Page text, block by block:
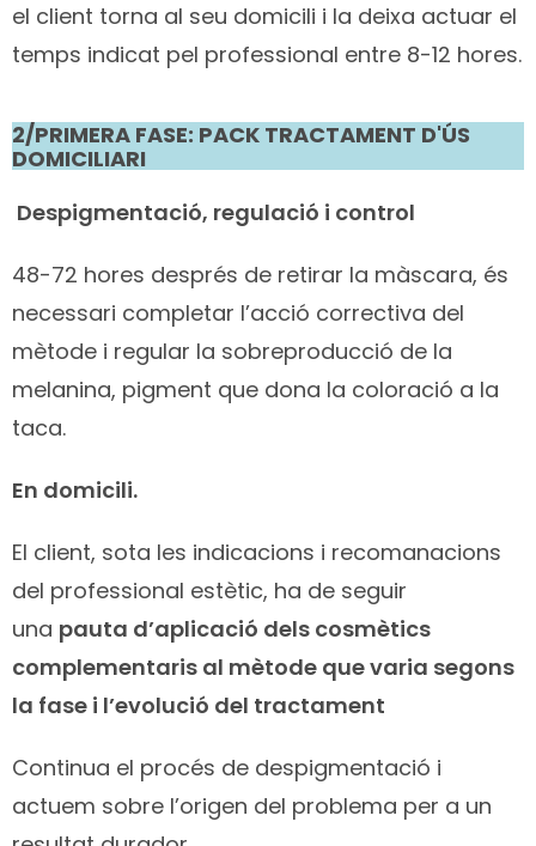
el client torna al seu domicili i la deixa actuar el
temps indicat pel professional entre 8-12 hores.
2/PRIMERA FASE: PACK TRACTAMENT D'ÚS
DOMICILIARI
Despigmentació, regulació i control
48-72 hores després de retirar la màscara, és
necessari completar l’acció correctiva del
mètode i regular la sobreproducció de la
melanina, pigment que dona la coloració a la
taca.
En domicili.
El client, sota les indicacions i recomanacions
del professional estètic, ha de seguir
una pauta d’aplicació dels cosmètics
complementaris al mètode que varia segons
la fase i l’evolució del tractament
Continua el procés de despigmentació i
actuem sobre l’origen del problema per a un